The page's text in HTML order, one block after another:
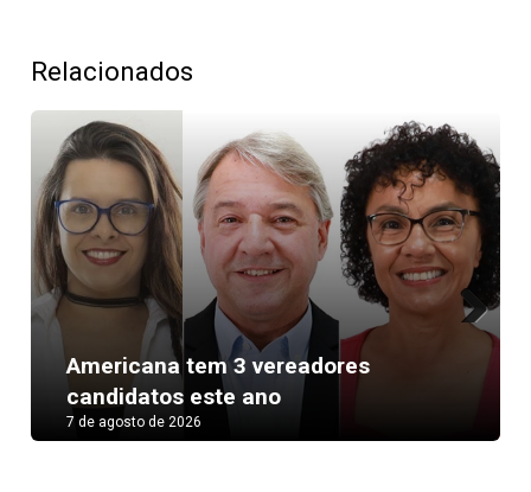
Relacionados
Americana tem 3 vereadores
candidatos este ano
7 de agosto de 2026